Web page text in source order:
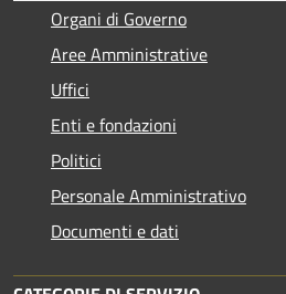
Organi di Governo
Aree Amministrative
Uffici
Enti e fondazioni
Politici
Personale Amministrativo
Documenti e dati